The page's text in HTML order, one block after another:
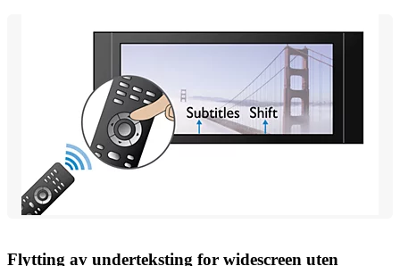
Flytting av underteksting for widescreen uten